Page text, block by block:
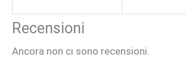
Recensioni
Ancora non ci sono recensioni.